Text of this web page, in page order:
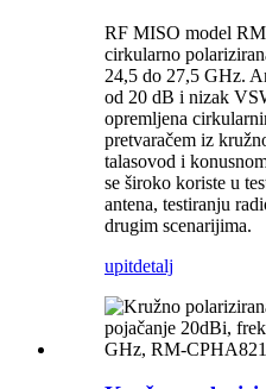
RF MISO model
cirkularno
24,5 do 27,5 GHz.
od 20 dB i nizak
opremljena
pretvaračem iz
talasovod i
se široko koriste u
antena, testiranju
drugim scenarijima.
upitdetalj